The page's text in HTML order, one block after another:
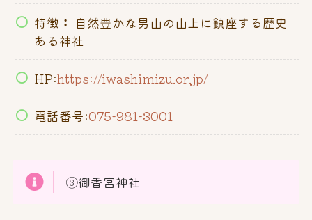
特徴 ： 自然豊かな男山の山上に鎮座する歴史
ある神社
HP:https://iwashimizu.or.jp/
電話番号:075-981-3001
③御香宮神社